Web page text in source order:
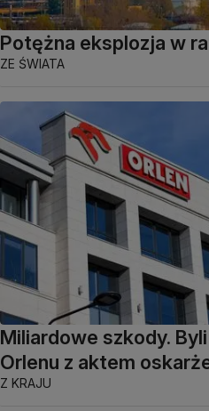
Potężna eksplozja w
ZE ŚWIATA
Miliardowe szkody.
Orlenu z aktem
Z KRAJU